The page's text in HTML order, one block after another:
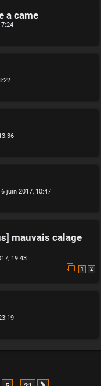
a came
juin 2017, 10:47
mauvais calage
19:43
1 2